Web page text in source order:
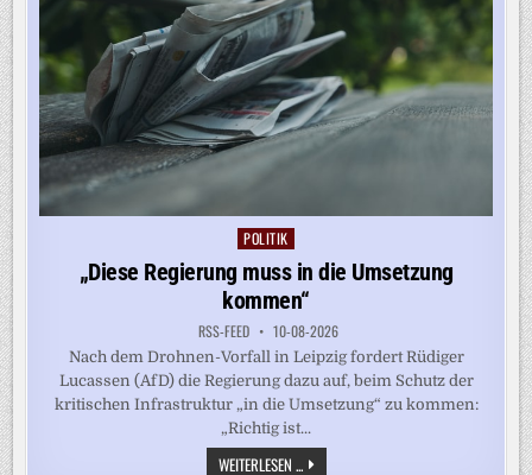
Posted
POLITIK
„Diese Regierung muss in die Umsetzung
kommen“
RSS-FEED 10-08-2026
Nach dem Drohnen-Vorfall in Leipzig fordert Rüdiger
Lucassen (AfD) die Regierung dazu auf, beim Schutz der
kritischen Infrastruktur „in die Umsetzung“ zu kommen:
„Richtig ist...
WEITERLESEN ... „DIESE